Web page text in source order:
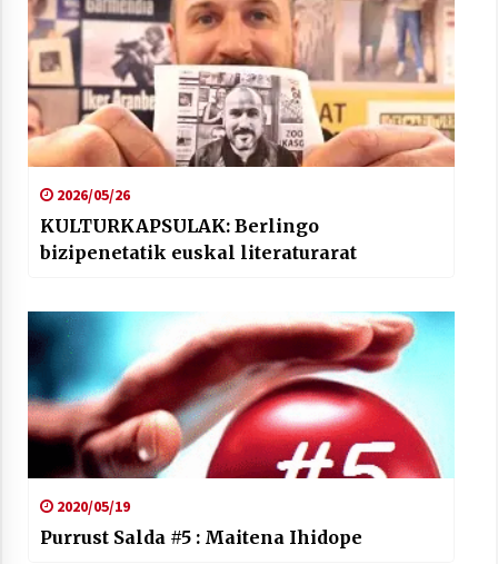
2026/05/26
KULTURKAPSULAK: Berlingo
bizipenetatik euskal literaturarat
2020/05/19
Purrust Salda #5 : Maitena Ihidope